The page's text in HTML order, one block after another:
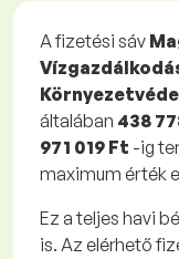
A fizetési sáv
általában 438
971 019 Ft -ig
maximum érték
Ez a teljes havi
is. Az elérhető